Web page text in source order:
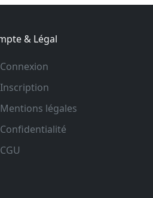
& Légal
Connexion
Inscription
Mentions légales
Confidentialité
CGU